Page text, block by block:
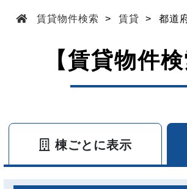
賃貸物件検索 賃貸 都道
【賃貸物件
棟ごとに表示